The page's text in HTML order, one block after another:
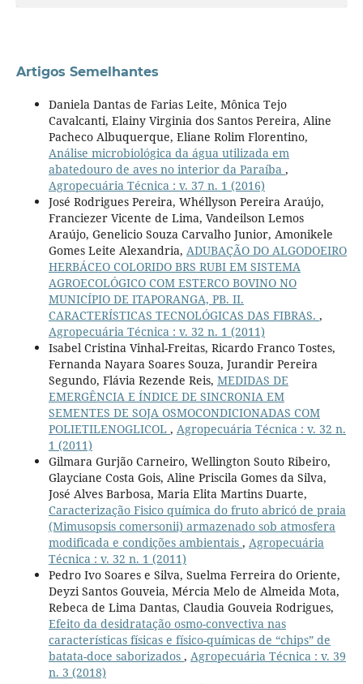
Artigos Semelhantes
Daniela Dantas de Farias Leite, Mônica Tejo
Cavalcanti, Elainy Virginia dos Santos Pereira, Aline
Pacheco Albuquerque, Eliane Rolim Florentino,
Análise microbiológica da água utilizada em
abatedouro de aves no interior da Paraíba ,
Agropecuária Técnica : v. 37 n. 1 (2016)
José Rodrigues Pereira, Whéllyson Pereira Araújo,
Franciezer Vicente de Lima, Vandeilson Lemos
Araújo, Genelicio Souza Carvalho Junior, Amonikele
Gomes Leite Alexandria, ADUBAÇÃO DO ALGODOEIRO
HERBÁCEO COLORIDO BRS RUBI EM SISTEMA
AGROECOLÓGICO COM ESTERCO BOVINO NO
MUNICÍPIO DE ITAPORANGA, PB. II.
CARACTERÍSTICAS TECNOLÓGICAS DAS FIBRAS. ,
Agropecuária Técnica : v. 32 n. 1 (2011)
Isabel Cristina Vinhal-Freitas, Ricardo Franco Tostes,
Fernanda Nayara Soares Souza, Jurandir Pereira
Segundo, Flávia Rezende Reis, MEDIDAS DE
EMERGÊNCIA E ÍNDICE DE SINCRONIA EM
SEMENTES DE SOJA OSMOCONDICIONADAS COM
POLIETILENOGLICOL , Agropecuária Técnica : v. 32 n.
1 (2011)
Gilmara Gurjão Carneiro, Wellington Souto Ribeiro,
Glayciane Costa Gois, Aline Priscila Gomes da Silva,
José Alves Barbosa, Maria Elita Martins Duarte,
Caracterização Fisico química do fruto abricó de praia
(Mimusopsis comersonii) armazenado sob atmosfera
modificada e condições ambientais , Agropecuária
Técnica : v. 32 n. 1 (2011)
Pedro Ivo Soares e Silva, Suelma Ferreira do Oriente,
Deyzi Santos Gouveia, Mércia Melo de Almeida Mota,
Rebeca de Lima Dantas, Claudia Gouveia Rodrigues,
Efeito da desidratação osmo-convectiva nas
características físicas e físico-químicas de “chips” de
batata-doce saborizados , Agropecuária Técnica : v. 39
n. 3 (2018)